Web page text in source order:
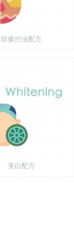
暗瘡控油配方
美白配方